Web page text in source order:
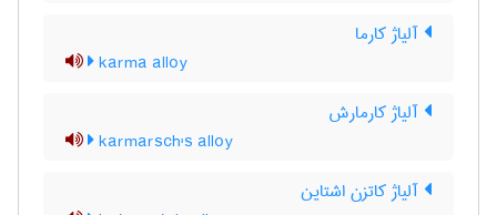
آلیاژ کارما
karma alloy
آلیاژ کارمارش
karmarsch's alloy
آلیاژ کاتزن اشتاین